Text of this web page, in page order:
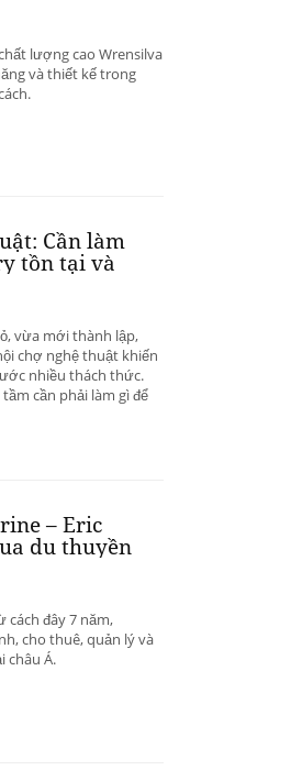
lượng cao Wrensilva
và thiết kế trong
Cần làm
tồn tại và
vừa mới thành lập,
chợ nghệ thuật khiến
nhiều thách thức.
cần phải làm gì để
– Eric
du thuyền
đây 7 năm,
cho thuê, quản lý và
châu Á.